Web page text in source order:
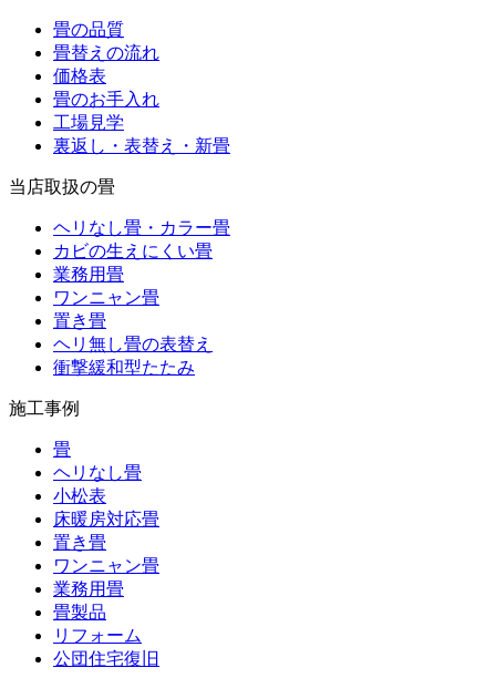
畳の品質
畳替えの流れ
価格表
畳のお手入れ
工場見学
裏返し・表替え・新畳
当店取扱の畳
ヘリなし畳・カラー畳
カビの生えにくい畳
業務用畳
ワンニャン畳
置き畳
ヘリ無し畳の表替え
衝撃緩和型たたみ
施工事例
畳
ヘリなし畳
小松表
床暖房対応畳
置き畳
ワンニャン畳
業務用畳
畳製品
リフォーム
公団住宅復旧